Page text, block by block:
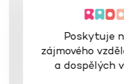
Poskytuje
zájmového
a dospělých